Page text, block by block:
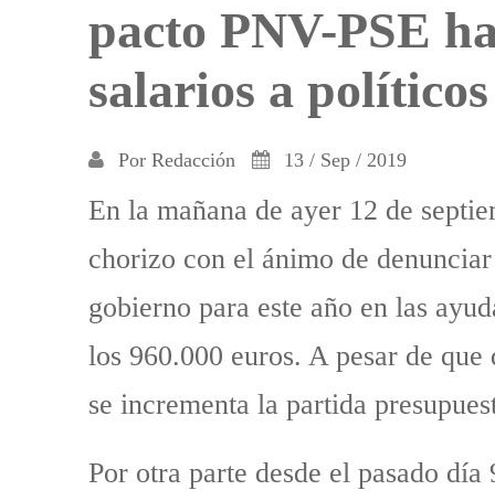
pacto PNV-PSE
salarios a políticos
Por Redacción 13 / Sep / 2019
En la mañana de ayer 12 de
chorizo con el ánimo de
gobierno para este año en las
los 960.000 euros. A pesar de
se incrementa la partida
Por otra parte desde el pasado